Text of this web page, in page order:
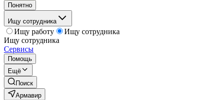
Понятно
Ищу сотрудника
Ищу работу
Ищу сотрудника
Ищу сотрудника
Сервисы
Помощь
Ещё
Поиск
Армавир